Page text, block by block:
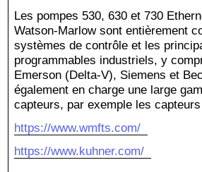
Les pompes 530, 630 et 730
Watson-Marlow sont entièrement
systèmes de contrôle et les
programmables industriels, y
Emerson (Delta-V), Siemens et
également en charge une large
capteurs, par exemple les
https://www.wmfts.com/
https://www.kuhner.com/